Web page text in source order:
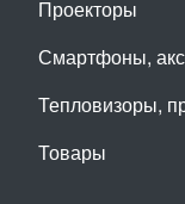
Проекторы
Смартфоны,
Тепловизоры,
Товары